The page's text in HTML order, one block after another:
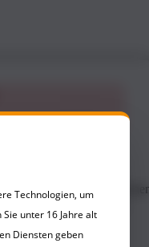
Technologien, um
unter 16 Jahre alt
Diensten geben